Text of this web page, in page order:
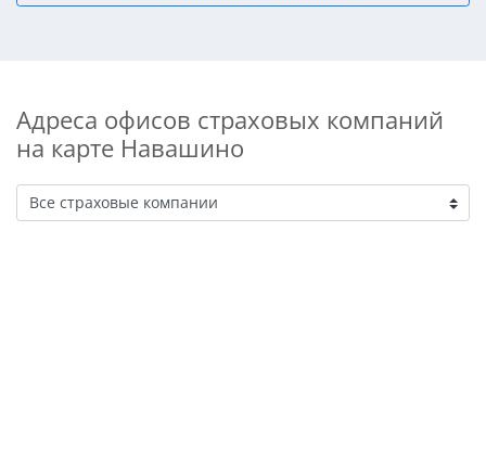
Адреса офисов страховых компаний
на карте Навашино